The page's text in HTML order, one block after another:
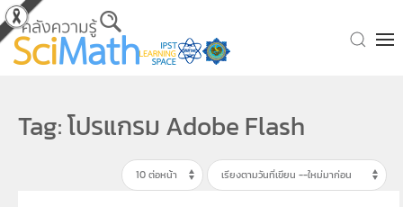
Skip to main content
Tag: โปรแกรม Adobe Flash